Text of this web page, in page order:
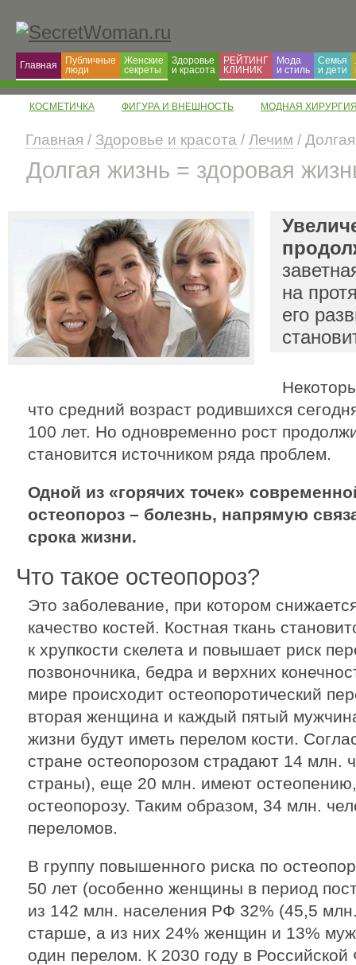
Главная
Публичные
люди
Женские
секреты
Здоровье
и красота
РЕЙТИНГ
КЛИНИК
Мода
и cтиль
Семья
и дети
КОСМЕТИЧКА ФИГУРА И ВНЕШНОСТЬ МОДНАЯ
Главная / Здоровье и красота / Лечим /
Долгая жизнь = здоровая
на
его
что средний возраст родившихся
100 лет. Но одновременно рост
становится источником ряда проблем.
Одной из «горячих точек»
остеопороз – болезнь, напрямую
срока жизни.
Что такое остеопороз?
Это заболевание, при котором
качество костей. Костная ткань
к хрупкости скелета и повышает риск
позвоночника, бедра и верхних
мире происходит остеопоротический
вторая женщина и каждый пятый
жизни будут иметь перелом кости.
стране остеопорозом страдают 14 млн.
страны), еще 20 млн. имеют
остеопорозу. Таким образом, 34 млн.
переломов.
В группу повышенного риска по
50 лет (особенно женщины в период
из 142 млн. населения РФ 32% (45,5
старше, а из них 24% женщин и 13%
один перелом. К 2030 году в